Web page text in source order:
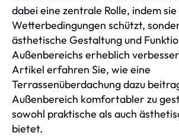
dabei eine zentrale Rolle, indem
Wetterbedingungen schützt,
ästhetische Gestaltung und
Außenbereichs erheblich
Artikel erfahren Sie, wie eine
Terrassenüberdachung dazu
Außenbereich komfortabler zu
sowohl praktische als auch
bietet.